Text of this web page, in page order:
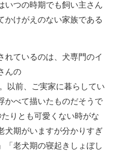
いつの時期でも飼い主さん
かけがえのない家族である
ているのは、犬専門のイ
んの
。以前、ご実家に暮らしてい
かべて描いたものだそうで
りとも可愛くない時がな
犬期がいますが分かりすぎ
「老犬期の寝起きしょぼし